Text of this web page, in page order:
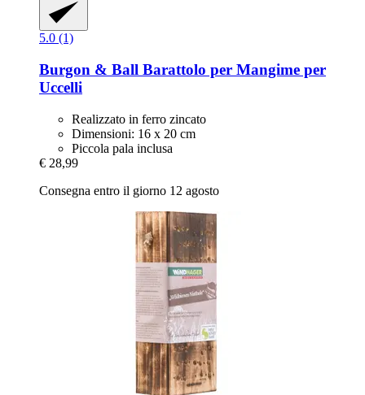
5.0 (1)
Burgon & Ball Barattolo per Mangime per
Uccelli
Realizzato in ferro zincato
Dimensioni: 16 x 20 cm
Piccola pala inclusa
€ 28,99
Consegna entro il giorno 12 agosto